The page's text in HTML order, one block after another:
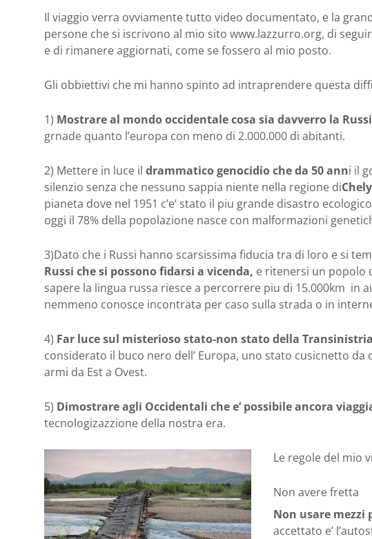
Il viaggio verra ovviamente tutto video documentato, e la
persone che si iscrivono al mio sito www.lazzurro.org, di
e di rimanere aggiornati, come se fossero al mio posto.
Gli obbiettivi che mi hanno spinto ad intraprendere questa
1) Mostrare al mondo occidentale cosa sia davverro la
grnade quanto l’europa con meno di 2.000.000 di abitanti.
2) Mettere in luce il drammatico genocidio che da 50 anni il
silenzio senza che nessuno sappia niente nella regione di
pianeta dove nel 1951 c’e’ stato il piu grande disastro
oggi il 78% della popolazione nasce con malformazioni
3)Dato che i Russi hanno scarsissima fiducia tra di loro e si
Russi che si possono fidarsi a vicenda, e ritenersi un popolo
sapere la lingua russa riesce a percorrere piu di 15.000km in
nemmeno conosce incontrata per caso sulla strada o in
4) Far luce sul misterioso stato-non stato della
considerato il buco nero dell’ Europa, uno stato cusicnetto
armi da Est a Ovest.
5) Dimostrare agli Occidentali che e’ possibile ancora
tecnologizazzione della nostra era.
Le regole del mio
Non avere fretta
Non usare mezzi
accettato e’